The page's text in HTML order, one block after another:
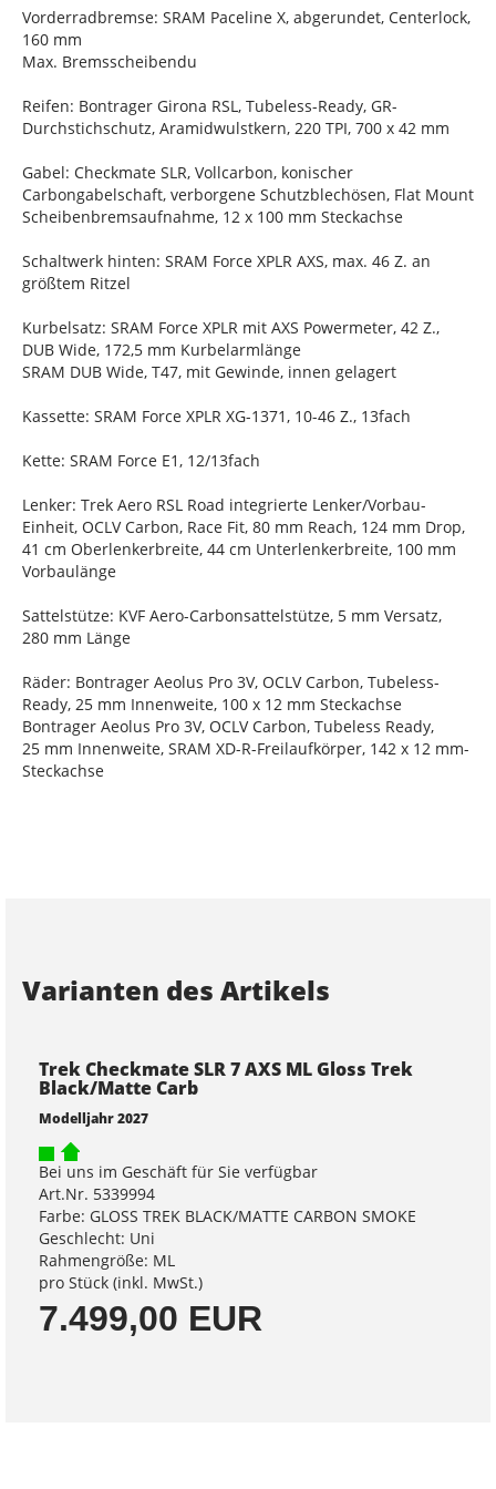
Vorderradbremse: SRAM Paceline X, abgerundet, Centerlock,
160 mm
Max. Bremsscheibendu
Reifen: Bontrager Girona RSL, Tubeless-Ready, GR-
Durchstichschutz, Aramidwulstkern, 220 TPI, 700 x 42 mm
Gabel: Checkmate SLR, Vollcarbon, konischer
Carbongabelschaft, verborgene Schutzblechösen, Flat Mount
Scheibenbremsaufnahme, 12 x 100 mm Steckachse
Schaltwerk hinten: SRAM Force XPLR AXS, max. 46 Z. an
größtem Ritzel
Kurbelsatz: SRAM Force XPLR mit AXS Powermeter, 42 Z.,
DUB Wide, 172,5 mm Kurbelarmlänge
SRAM DUB Wide, T47, mit Gewinde, innen gelagert
Kassette: SRAM Force XPLR XG-1371, 10-46 Z., 13fach
Kette: SRAM Force E1, 12/13fach
Lenker: Trek Aero RSL Road integrierte Lenker/Vorbau-
Einheit, OCLV Carbon, Race Fit, 80 mm Reach, 124 mm Drop,
41 cm Oberlenkerbreite, 44 cm Unterlenkerbreite, 100 mm
Vorbaulänge
Sattelstütze: KVF Aero-Carbonsattelstütze, 5 mm Versatz,
280 mm Länge
Räder: Bontrager Aeolus Pro 3V, OCLV Carbon, Tubeless-
Ready, 25 mm Innenweite, 100 x 12 mm Steckachse
Bontrager Aeolus Pro 3V, OCLV Carbon, Tubeless Ready,
25 mm Innenweite, SRAM XD-R-Freilaufkörper, 142 x 12 mm-
Steckachse
Varianten des Artikels
Trek Checkmate SLR 7 AXS ML Gloss Trek
Black/Matte Carb
Modelljahr 2027
Bei uns im Geschäft für Sie verfügbar
Art.Nr. 5339994
Farbe: GLOSS TREK BLACK/MATTE CARBON SMOKE
Geschlecht: Uni
Rahmengröße: ML
pro Stück (inkl. MwSt.)
7.499,00 EUR